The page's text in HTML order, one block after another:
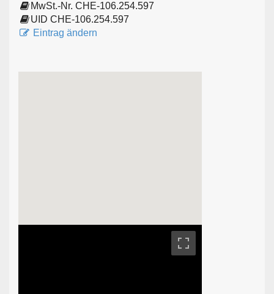
MwSt.-Nr. CHE-106.254.597
UID CHE-106.254.597
Eintrag ändern